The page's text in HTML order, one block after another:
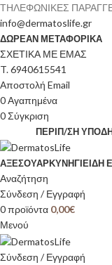
ΤΗΛΕΦΩΝΙΚΕΣ
info@dermatoslife.gr
ΔΩΡΕΑΝ ΜΕΤΑΦΟΡΙΚΑ
ΣΧΕΤΙΚΑ ΜΕ ΕΜΑΣ
T. 6940615541
Αποστολή Email
0Αγαπημένα
0Σύγκριση
ΠΕΡΙΠ/ΣΗ
ΑΞΕΣΟΥΆΡΚΥΝΉΓΙΕΊΔΗ
Αναζήτηση
Σύνδεση / Εγγραφή
0προϊόντα 0,00€
Μενού
Σύνδεση / Εγγραφή